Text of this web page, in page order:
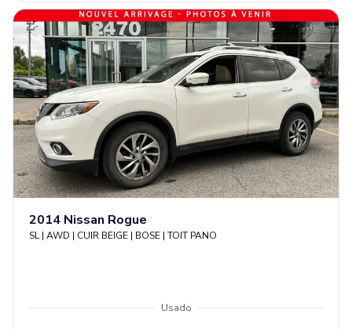
2014 Nissan Rogue
SL | AWD | CUIR BEIGE | BOSE | TOIT PANO
Usado